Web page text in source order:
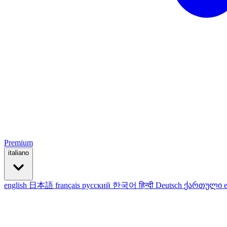
Premium
italiano
english 日本語 français русский 한국어हिन्दी Deutsch ქართული